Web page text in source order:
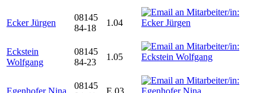
Ecker Jürgen
08145
84-18
1.04
Eckstein
Wolfgang
08145
84-23
1.05
08145